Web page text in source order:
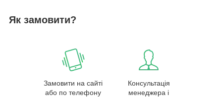
Як замовити?
Замовити на сайті
або по телефону
Консультація
менеджера і